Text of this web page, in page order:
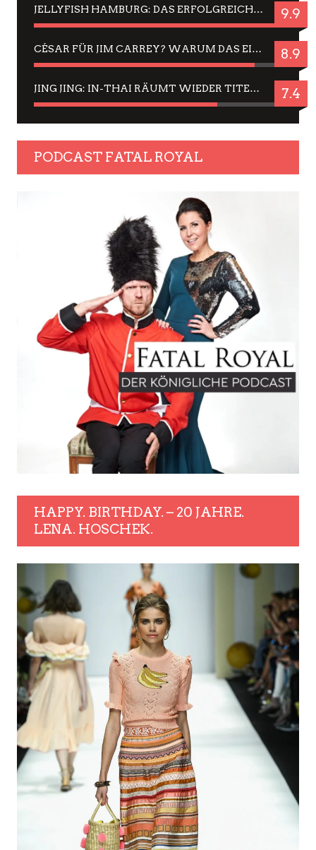
JELLYFISH HAMBURG: DAS ERFOLGREICHE SOMMER-MENÜ 2025 IN GEFÜHLEN UND BILDERN 9.9
CÉSAR FÜR JIM CARREY? WARUM DAS EINER DER NERVIGSTEN ACTORS IST UND BLEIBT 8.9
JING JING: IN-THAI RÄUMT WIEDER TITEL AB – EIN ZWEI-STUNDEN-ERLEBNISBERICHT 7.4
PODCAST FATAL ROYAL
HAPPY. BIRTHDAY. – 20 JAHRE.
LENA. HOSCHEK.